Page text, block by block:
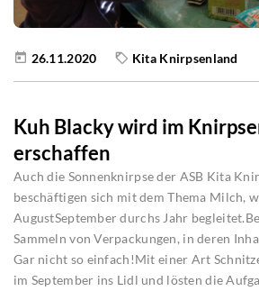
26.11.2020 Kita Knirpsenland
Kuh Blacky wird im
erschaffen
Auch die Sonnenknirpse der ASB Kita
beschäftigen sich mit dem Thema Milch,
AugustSeptember durchs Jahr
Sammeln von Verpackungen, in deren
Gar nicht so einfach!Mit einer Art
im September ins Lidl und lösten die